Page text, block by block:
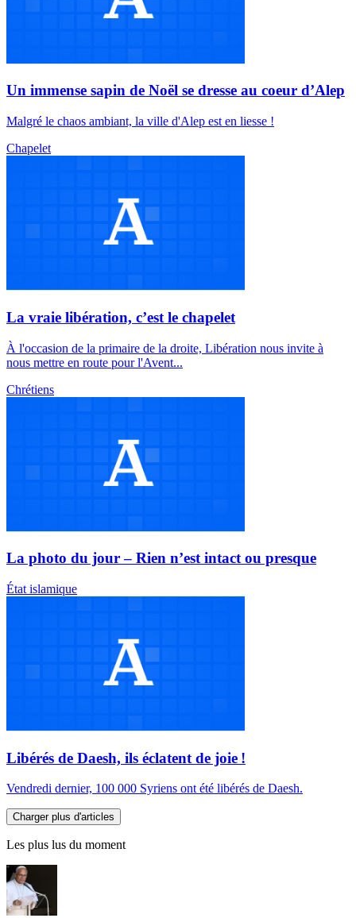
Un immense sapin de Noël se dresse au coeur d’Alep
Malgré le chaos ambiant, la ville d'Alep est en liesse !
Chapelet
La vraie libération, c’est le chapelet
À l'occasion de la primaire de la droite, Libération nous invite à
nous mettre en route pour l'Avent...
Chrétiens
La photo du jour – Rien n’est intact ou presque
État islamique
Libérés de Daesh, ils éclatent de joie !
Vendredi dernier, 100 000 Syriens ont été libérés de Daesh.
Charger plus d'articles
Les plus lus du moment